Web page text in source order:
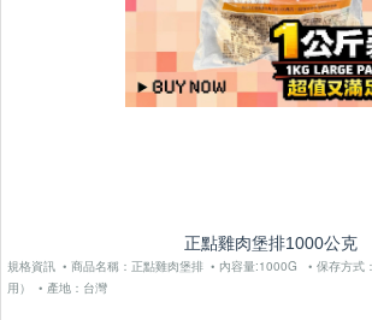
正點雞肉堡排1000公克
規格資訊 • 商品名稱：正點雞肉堡排 • 內容量:1000G • 保存方式
用） • 產地：台灣